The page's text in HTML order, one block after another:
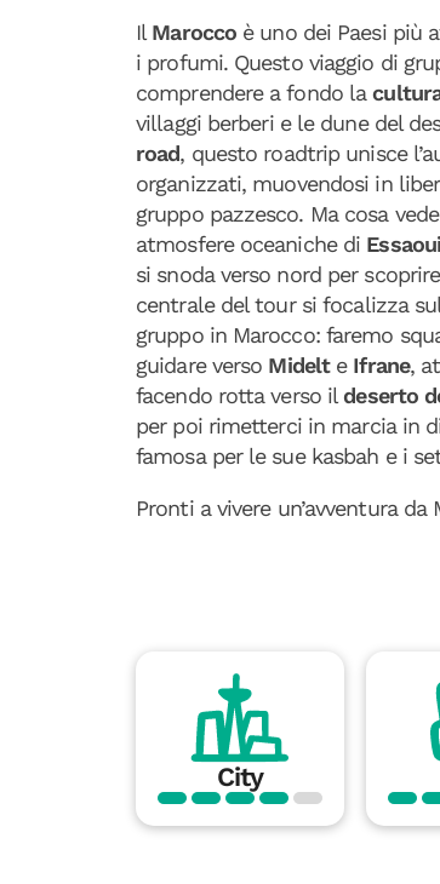
Il Marocco è uno dei Paesi più
i profumi. Questo viaggio di
comprendere a fondo la
villaggi berberi e le dune del
road, questo roadtrip unisce
organizzati, muovendosi in
gruppo pazzesco. Ma cosa
atmosfere oceaniche di
si snoda verso nord per scoprire
centrale del tour si focalizza
gruppo in Marocco: faremo
guidare verso Midelt e Ifrane,
facendo rotta verso ildeserto
per poi rimetterci in marcia in
famosa per le sue kasbah e i
Pronti a vivere un’avventura
City